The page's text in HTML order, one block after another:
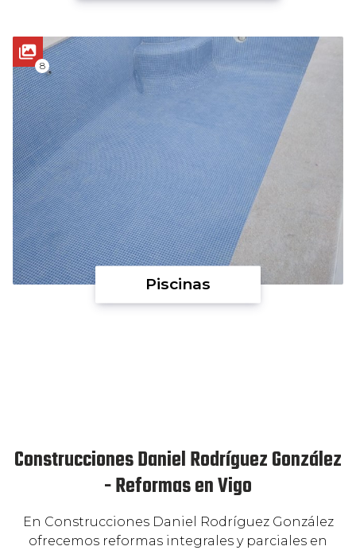
Piscinas
8
Construcciones Daniel Rodríguez González
- Reformas en Vigo
En Construcciones Daniel Rodríguez González
ofrecemos reformas integrales y parciales en